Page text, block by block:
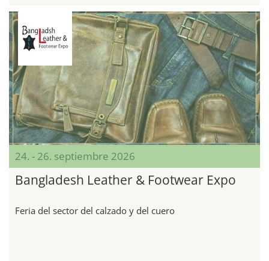
24. - 26. septiembre 2026
Bangladesh Leather & Footwear Expo
Feria del sector del calzado y del cuero